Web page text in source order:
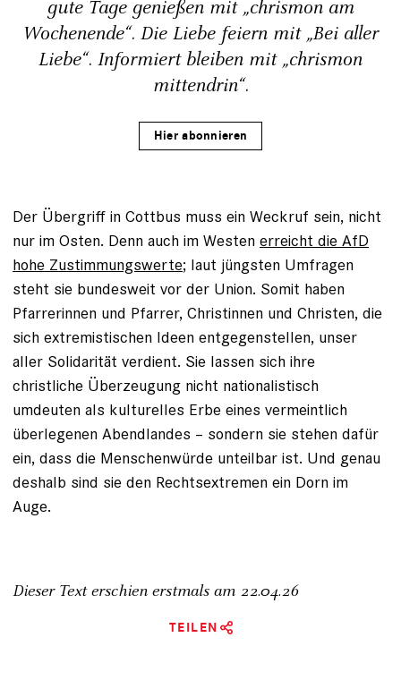
gute Tage genießen mit „chrismon am
Wochenende“. Die Liebe feiern mit „Bei aller
Liebe“. Informiert bleiben mit „chrismon
mittendrin“.
Hier abonnieren
Der Übergriff in Cottbus muss ein Weckruf sein, nicht
nur im Osten. Denn auch im Westen erreicht die AfD
hohe Zustimmungswerte; laut jüngsten Umfragen
steht sie bundesweit vor der Union. Somit haben
Pfarrerinnen und Pfarrer, Christinnen und Christen, die
sich extremistischen Ideen entgegenstellen, unser
aller Solidarität verdient. Sie lassen sich ihre
christliche Überzeugung nicht nationalistisch
umdeuten als kulturelles Erbe eines vermeintlich
überlegenen Abendlandes – sondern sie stehen dafür
ein, dass die Menschenwürde unteilbar ist. Und genau
deshalb sind sie den Rechtsextremen ein Dorn im
Auge.
Dieser Text erschien erstmals am 22.04.26
TEILEN